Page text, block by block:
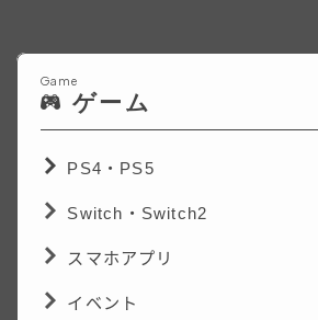
Game
ゲーム
PS4・PS5
Switch・Switch2
スマホアプリ
イベント